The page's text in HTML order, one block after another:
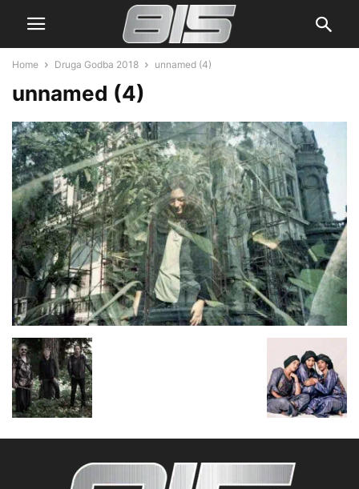
Home Druga Godba 2018 unnamed (4)
unnamed (4)